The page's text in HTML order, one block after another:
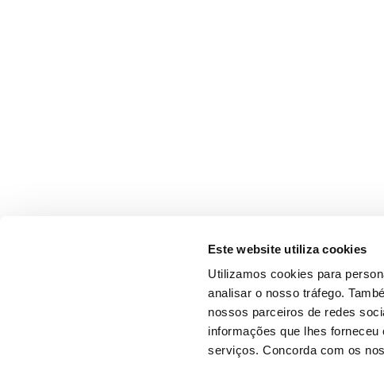
Este website utiliza cookies
Utilizamos cookies para
analisar o nosso tráfego.
nossos parceiros de redes
informações que lhes
serviços. Concorda com os